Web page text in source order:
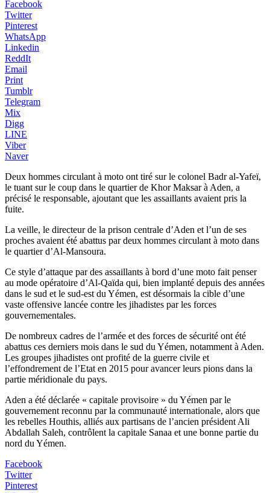
Facebook
Twitter
Pinterest
WhatsApp
Linkedin
ReddIt
Email
Print
Tumblr
Telegram
Mix
Digg
LINE
Viber
Naver
Deux hommes circulant à moto ont tiré sur le colonel Badr al-Yafeï,
le tuant sur le coup dans le quartier de Khor Maksar à Aden, a
précisé le responsable, ajoutant que les assaillants avaient pris la
fuite.
La veille, le directeur de la prison centrale d’Aden et l’un de ses
proches avaient été abattus par deux hommes circulant à moto dans
le quartier d’Al-Mansoura.
Ce style d’attaque par des assaillants à bord d’une moto fait penser
au mode opératoire d’Al-Qaïda qui, bien implanté depuis des années
dans le sud et le sud-est du Yémen, est désormais la cible d’une
vaste offensive lancée contre les jihadistes par les forces
gouvernementales.
De nombreux cadres de l’armée et des forces de sécurité ont été
abattus ces derniers mois dans le sud du Yémen, notamment à Aden.
Les groupes jihadistes ont profité de la guerre civile et
l’effondrement de l’Etat en 2015 pour avancer leurs pions dans la
partie méridionale du pays.
Aden a été déclarée « capitale provisoire » du Yémen par le
gouvernement reconnu par la communauté internationale, alors que
les rebelles Houthis, alliés aux partisans de l’ancien président Ali
Abdallah Saleh, contrôlent la capitale Sanaa et une bonne partie du
nord du Yémen.
Facebook
Twitter
Pinterest